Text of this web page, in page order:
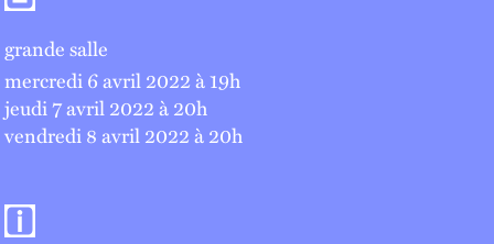
grande salle
mercredi 6 avril 2022 à 19h
jeudi 7 avril 2022 à 20h
vendredi 8 avril 2022 à 20h
Informations pratiques